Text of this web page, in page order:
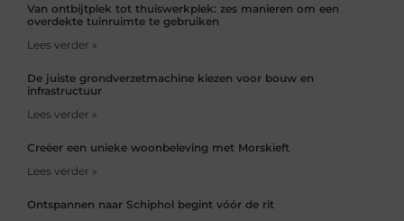
Van ontbijtplek tot thuiswerkplek: zes manieren om een
overdekte tuinruimte te gebruiken
Lees verder »
De juiste grondverzetmachine kiezen voor bouw en
infrastructuur
Lees verder »
Creëer een unieke woonbeleving met Morskieft
Lees verder »
Ontspannen naar Schiphol begint vóór de rit